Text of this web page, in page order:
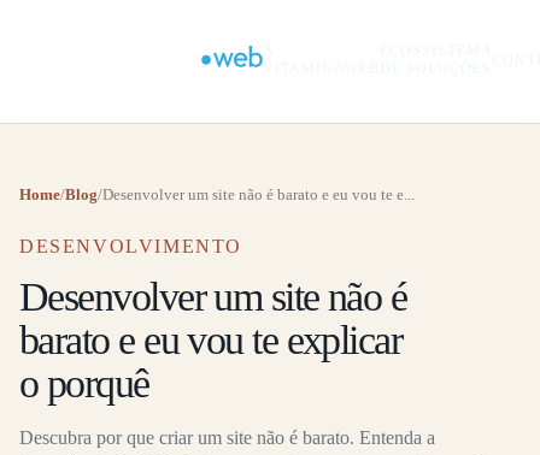
Home/Blog/Desenvolver um site não é barato e eu vou te e...
DESENVOLVIMENTO
Desenvolver um site não é
barato e eu vou te explicar
o porquê
Descubra por que criar um site não é barato. Entenda a